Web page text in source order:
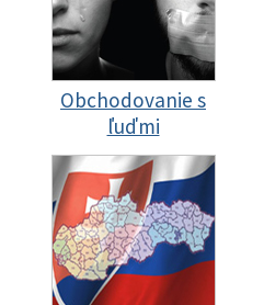
Obchodovanie s
ľuďmi